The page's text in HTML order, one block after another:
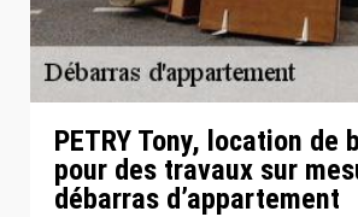
PETRY Tony, location de
pour des travaux sur
débarras d’appartement